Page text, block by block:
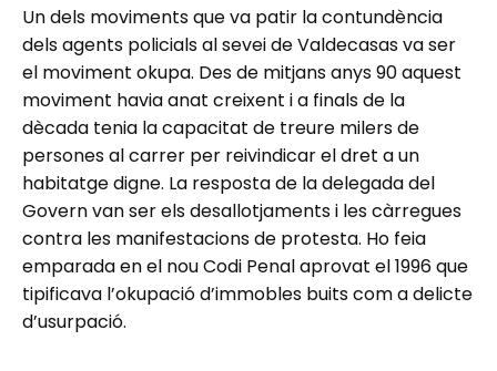
Un dels moviments que va patir la contundència
dels agents policials al sevei de Valdecasas va ser
el moviment okupa. Des de mitjans anys 90 aquest
moviment havia anat creixent i a finals de la
dècada tenia la capacitat de treure milers de
persones al carrer per reivindicar el dret a un
habitatge digne. La resposta de la delegada del
Govern van ser els desallotjaments i les càrregues
contra les manifestacions de protesta. Ho feia
emparada en el nou Codi Penal aprovat el 1996 que
tipificava l’okupació d’immobles buits com a delicte
d’usurpació.